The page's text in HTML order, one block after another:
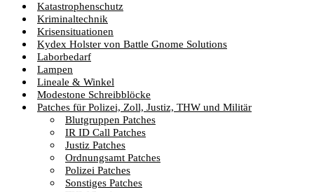
Katastrophenschutz
Kriminaltechnik
Krisensituationen
Kydex Holster von Battle Gnome Solutions
Laborbedarf
Lampen
Lineale & Winkel
Modestone Schreibblöcke
Patches für Polizei, Zoll, Justiz, THW und Militär
Blutgruppen Patches
IR ID Call Patches
Justiz Patches
Ordnungsamt Patches
Polizei Patches
Sonstiges Patches